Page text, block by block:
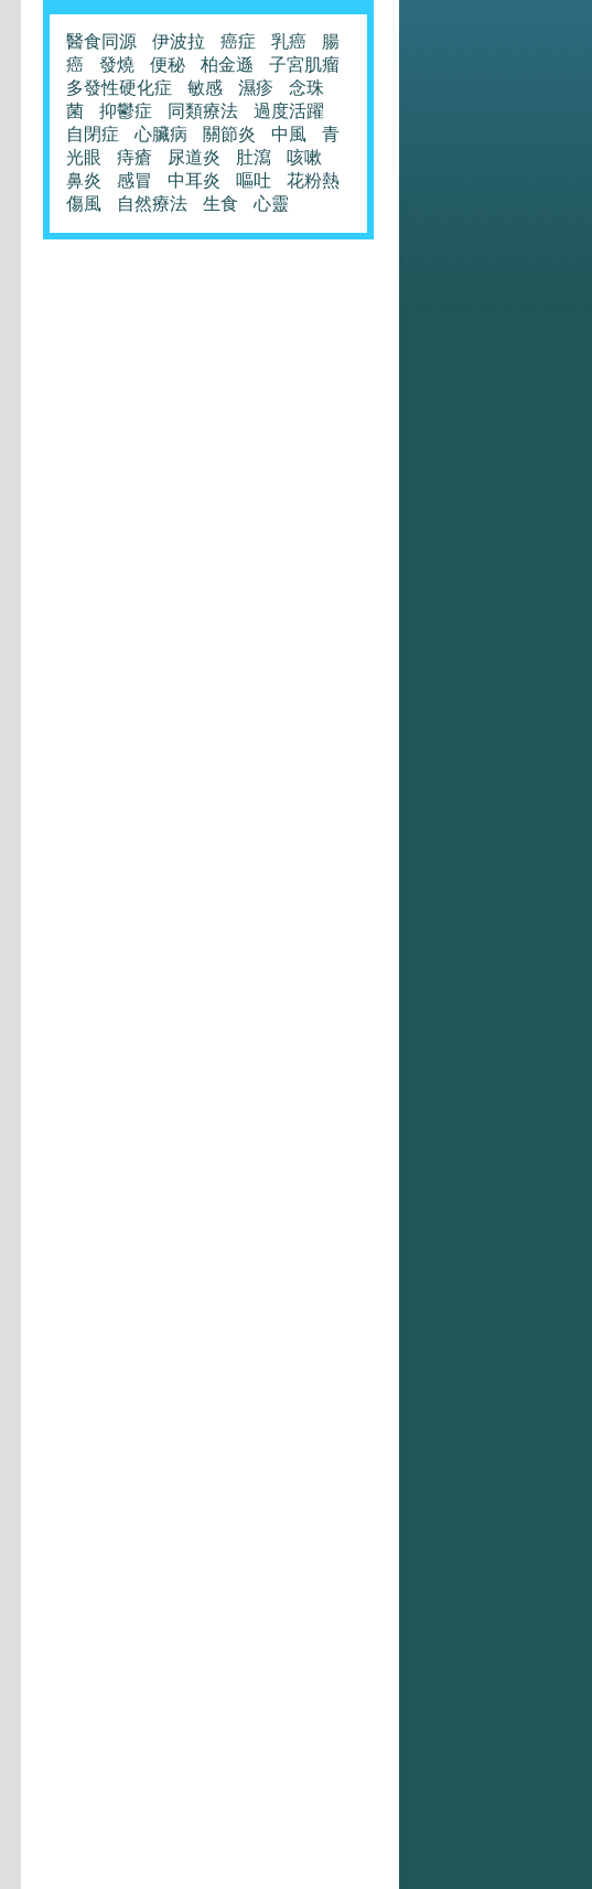
醫食同源 伊波拉 癌症 乳癌
腸
癌
發燒 便秘 柏金遜
子宮肌瘤
多發性硬化症
敏感 濕疹
念珠
菌
抑鬱症 同類療法
過度活躍
自閉症
心臟病 關節炎 中風
青
光眼
痔瘡 尿道炎 肚瀉
咳嗽
鼻炎
感冒 中耳炎 嘔吐
花粉熱
傷風
自然療法 生食 心靈